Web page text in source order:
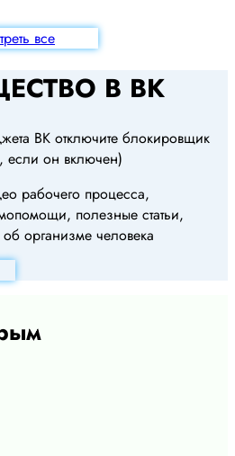
все
В ВК
ВК отключите блокировщик
если он включен)
рабочего процесса,
полезные статьи,
организме человека